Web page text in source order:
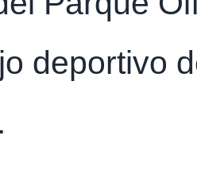
deportivo